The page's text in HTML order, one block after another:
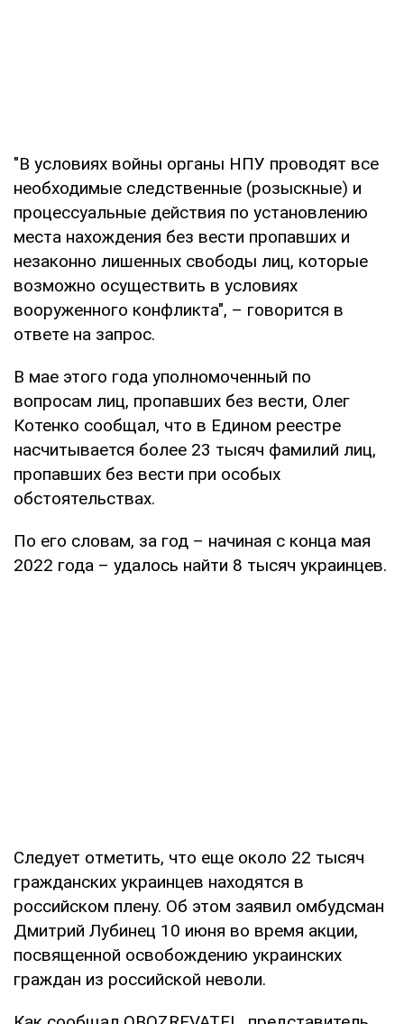
"В условиях войны органы НПУ проводят все
необходимые следственные (розыскные) и
процессуальные действия по установлению
места нахождения без вести пропавших и
незаконно лишенных свободы лиц, которые
возможно осуществить в условиях
вооруженного конфликта", – говорится в
ответе на запрос.
В мае этого года уполномоченный по
вопросам лиц, пропавших без вести, Олег
Котенко сообщал, что в Едином реестре
насчитывается более 23 тысяч фамилий лиц,
пропавших без вести при особых
обстоятельствах.
По его словам, за год – начиная с конца мая
2022 года – удалось найти 8 тысяч украинцев.
Следует отметить, что еще около 22 тысяч
гражданских украинцев находятся в
российском плену. Об этом заявил омбудсман
Дмитрий Лубинец 10 июня во время акции,
посвященной освобождению украинских
граждан из российской неволи.